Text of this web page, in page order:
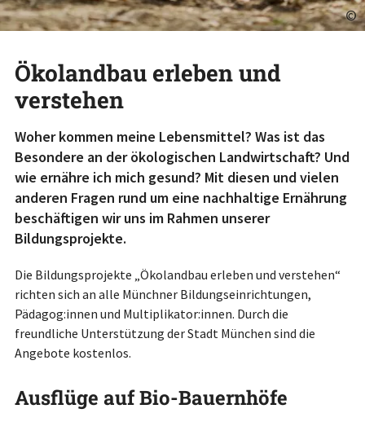
©
Ökolandbau erleben und
verstehen
Woher kommen meine Lebensmittel? Was ist das
Besondere an der ökologischen Landwirtschaft? Und
wie ernähre ich mich gesund? Mit diesen und vielen
anderen Fragen rund um eine nachhaltige Ernährung
beschäftigen wir uns im Rahmen unserer
Bildungsprojekte.
Die Bildungsprojekte „Ökolandbau erleben und verstehen“
richten sich an alle Münchner Bildungseinrichtungen,
Pädagog:innen und Multiplikator:innen. Durch die
freundliche Unterstützung der Stadt München sind die
Angebote kostenlos.
Ausflüge auf Bio-Bauernhöfe